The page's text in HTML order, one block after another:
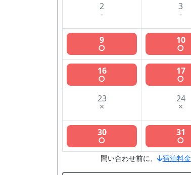
2
-
3
-
9
○
10
○
16
○
17
○
23
×
24
×
30
○
31
○
問い合わせ前に、 宿泊料金